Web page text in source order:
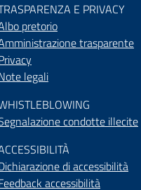
E PRIVACY
pretorio
trasparente
legali
condotte illecite
À
di accessibilità
accessibilità